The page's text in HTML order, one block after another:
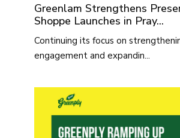
Greenlam Strengthens
Shoppe Launches in Pray...
Continuing its focus on
engagement and expandin...